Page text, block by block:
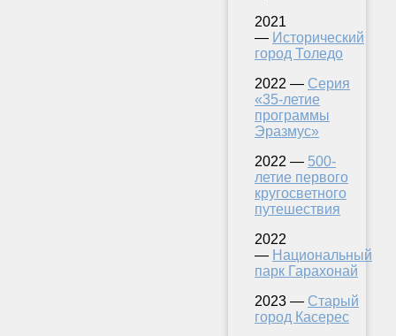
2021
— Исторический
город Толедо
2022 — Серия
«35-летие
программы
Эразмус»
2022 — 500-
летие первого
кругосветного
путешествия
2022
— Национальный
парк Гарахонай
2023 — Старый
город Касерес